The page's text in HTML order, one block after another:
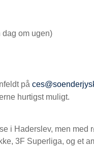
dag om ugen)
på
hurtigst muligt.
i Haderslev, men med
3F Superliga, og et